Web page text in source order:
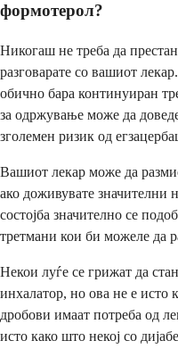
формотерол?
Никогаш не треба да
разговарате со вашиот
обично бара континуиран
за одржување може да
зголемен ризик од
Вашиот лекар може да
ако доживувате значителни
состојба значително се
третмани кои би можеле да
Некои луѓе се грижат да
инхалатор, но ова не е исто
дробови имаат потреба од
исто како што некој со